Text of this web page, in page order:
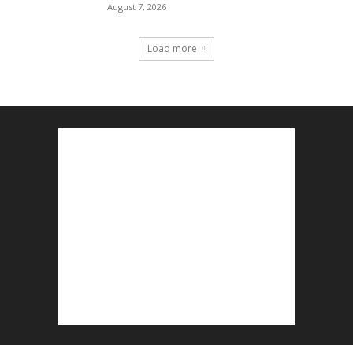
August 7, 2026
Load more